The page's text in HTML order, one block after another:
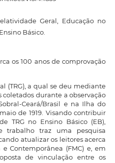
Geral, Educação no
Básico.
os 100 anos de comprovação
(TRG), a qual se deu mediante
durante a observação
Ceará/Brasil e na Ilha do
de 1919. Visando contribuir
TRG no Ensino Básico (EB),
trabalho traz uma pesquisa
atualizar os leitores acerca
Contemporânea (FMC) e, em
de vinculação entre os